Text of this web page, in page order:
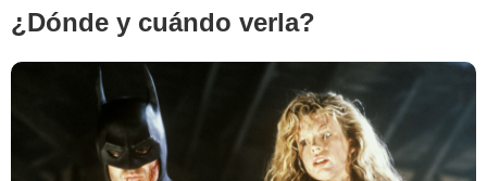
¿Dónde y cuándo verla?